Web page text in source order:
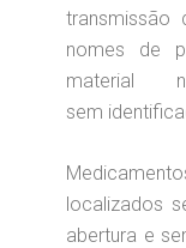
transmissão
nomes de
material
sem
localizados
abertura e